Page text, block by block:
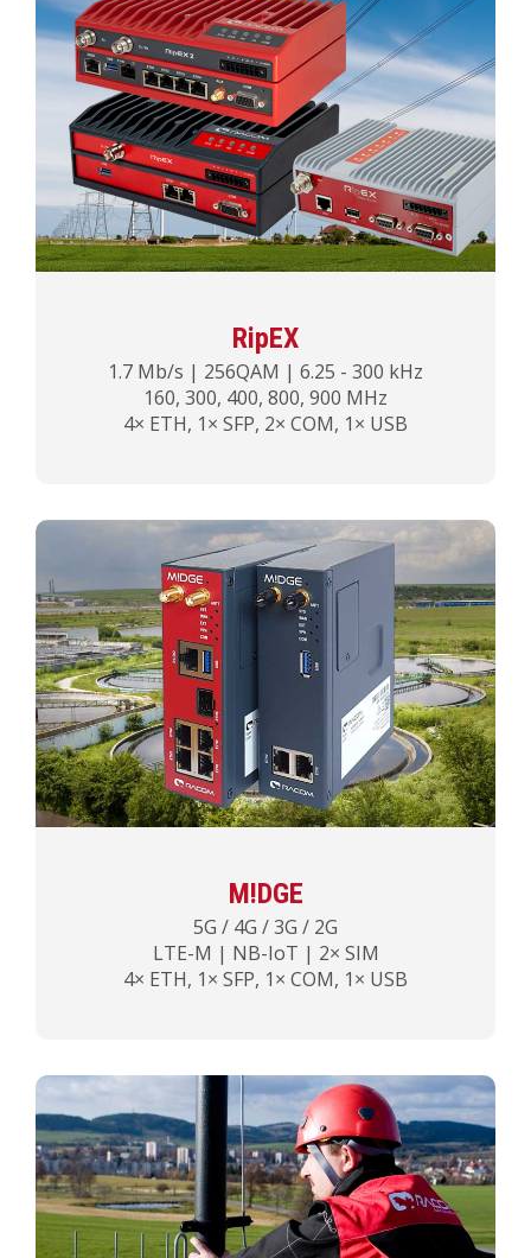
RipEX
1.7 Mb/s | 256QAM | 6.25 - 300 kHz
160, 300, 400, 800, 900 MHz
4× ETH, 1× SFP, 2× COM, 1× USB
M!DGE
5G / 4G / 3G / 2G
LTE-M | NB-IoT | 2× SIM
4× ETH, 1× SFP, 1× COM, 1× USB